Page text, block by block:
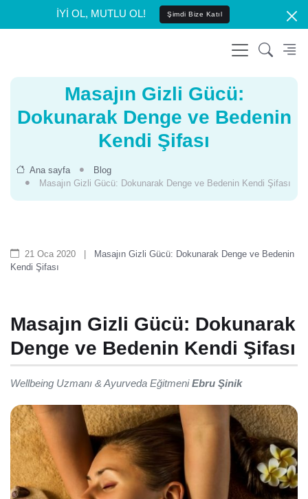
İYİ OL, MUTLU OL! Şimdi Bize Katıl
Masajın Gizli Gücü:
Dokunarak Denge ve Bedenin
Kendi Şifası
Ana sayfa
Blog
Masajın Gizli Gücü: Dokunarak Denge ve Bedenin Kendi Şifası
21 Oca 2020
Masajın Gizli Gücü: Dokunarak Denge ve Bedenin
Kendi Şifası
Masajın Gizli Gücü: Dokunarak
Denge ve Bedenin Kendi Şifası
Wellbeing Uzmanı & Ayurveda EğitmeniEbru Şinik